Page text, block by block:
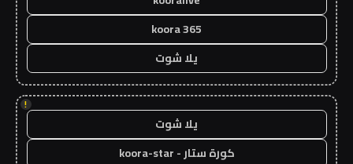
koora 365
يلا شوت
!
يلا شوت
كورة ستار - koora-star